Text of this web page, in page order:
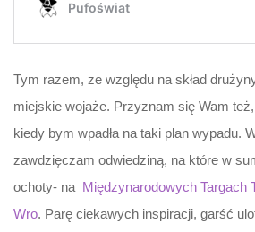
Tym razem, ze względu na skład
miejskie wojaże. Przyznam się Wam
kiedy bym wpadła na taki plan wypadu.
zawdzięczam odwiedziną, na które w
ochoty- na Międzynarodowych Targach
Wro. Parę ciekawych inspiracji, garść